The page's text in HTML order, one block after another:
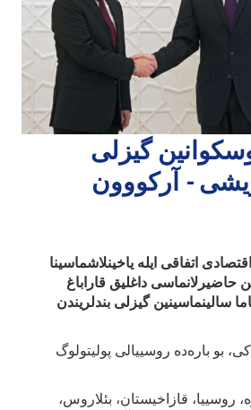
گیزلی
- آرکووون
اتفاقی ایله یاخینلاشماسینا
حاضیرلانماسی داغلیق قاراباغ
سالینماسینین گیزلی بندلریندن
کی، بو باره‌ده روسییالی پولیتولوگ
روسییا، قازاخیستان، بئلاروس،